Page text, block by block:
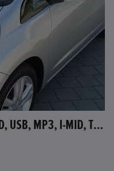
HONDA JAZZ 1.4 ELEGANCE, AHK CD, USB, MP3, I-MID, TEMPOMAT, AUX-IN